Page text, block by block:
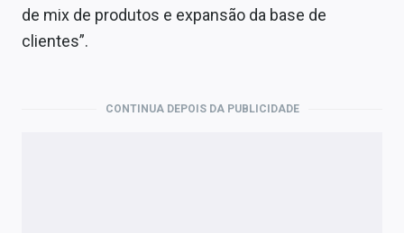
de mix de produtos e expansão da base de
clientes”.
CONTINUA DEPOIS DA PUBLICIDADE